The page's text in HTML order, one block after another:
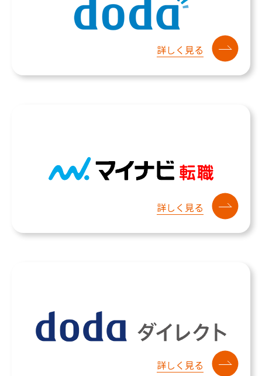
詳しく見る
詳しく見る
詳しく見る